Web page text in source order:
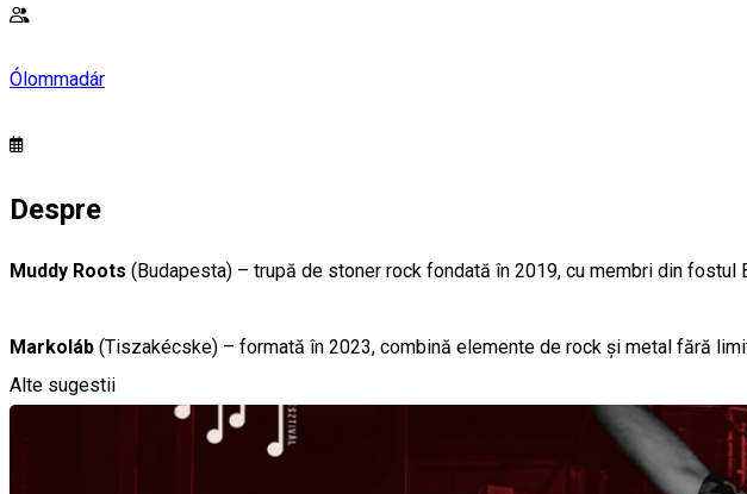
Ólommadár
Despre
Muddy Roots (Budapesta) – trupă de stoner rock fondată în 2019, cu membri din
Markoláb (Tiszakécske) – formată în 2023, combină elemente de rock și metal fără
Alte sugestii